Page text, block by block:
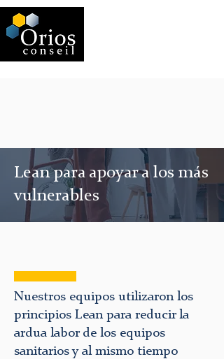
Lean para apoyar a los más
vulnerables
Nuestros equipos utilizaron los
principios Lean para reducir la
ardua labor de los equipos
sanitarios y al mismo tiempo